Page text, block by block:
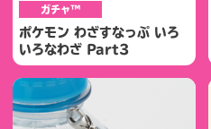
ガチャ™
ポケモン わざすなっぷ いろ
いろなわざ Part3